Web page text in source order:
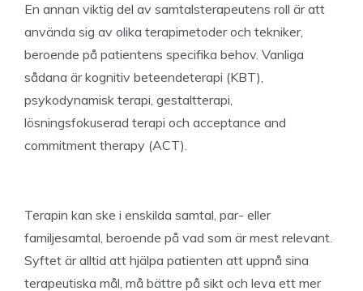
En annan viktig del av samtalsterapeutens roll är att
använda sig av olika terapimetoder och tekniker,
beroende på patientens specifika behov. Vanliga
sådana är kognitiv beteendeterapi (KBT),
psykodynamisk terapi, gestaltterapi,
lösningsfokuserad terapi och acceptance and
commitment therapy (ACT).
Terapin kan ske i enskilda samtal, par- eller
familjesamtal, beroende på vad som är mest relevant.
Syftet är alltid att hjälpa patienten att uppnå sina
terapeutiska mål, må bättre på sikt och leva ett mer